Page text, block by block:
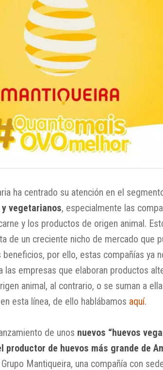
ha centrado su atención en el
vegetarianos, especialmente las
y los productos de origen animal.
de un creciente nicho de mercado que
por ello, estas compañías ya
las empresas que elaboran productos
animal, al contrario, o se suman a
esta línea, de ello hablábamos aquí.
de unos nuevos “huevos
productor de huevos más grande de
Mantiqueira, una compañía con